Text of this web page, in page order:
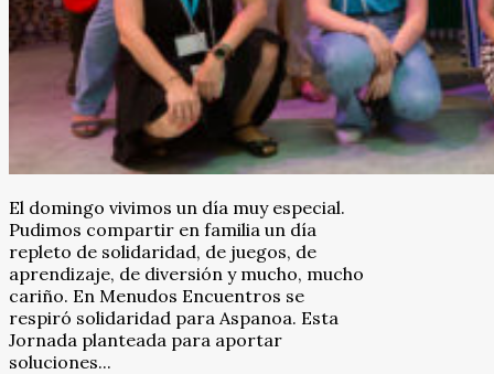
El domingo vivimos un día muy especial.
Pudimos compartir en familia un día
repleto de solidaridad, de juegos, de
aprendizaje, de diversión y mucho, mucho
cariño. En Menudos Encuentros se
respiró solidaridad para Aspanoa. Esta
Jornada planteada para aportar
soluciones...